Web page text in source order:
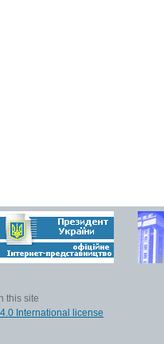
this site
International license